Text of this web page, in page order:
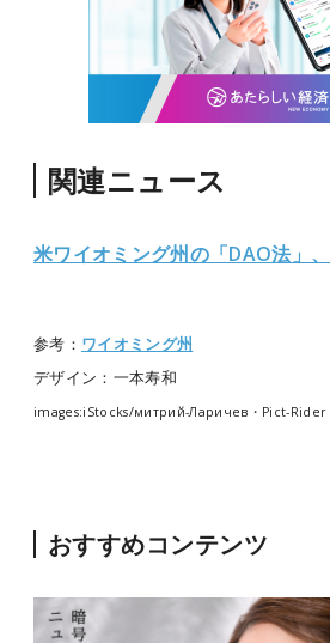
関連ニュース
米ワイオミング州の「DAO法」
参考： ワイオミング州
デザイン：一本寿和
images:iStocks/митрий-Ларичев・Pict-Rider
おすすめコンテンツ